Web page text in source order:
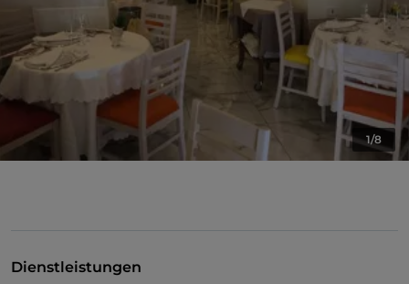
1/8
Dienstleistungen